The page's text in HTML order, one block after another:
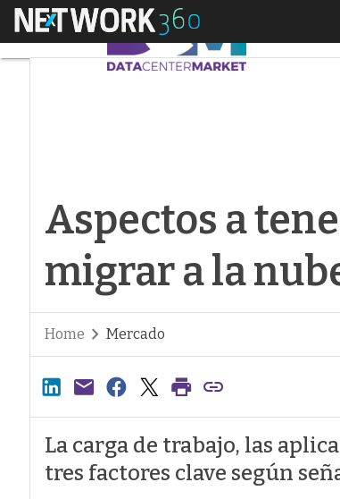
Menú
Aspectos a
migrar a la
Home Mercado
La carga de trabajo, las
tres factores clave según